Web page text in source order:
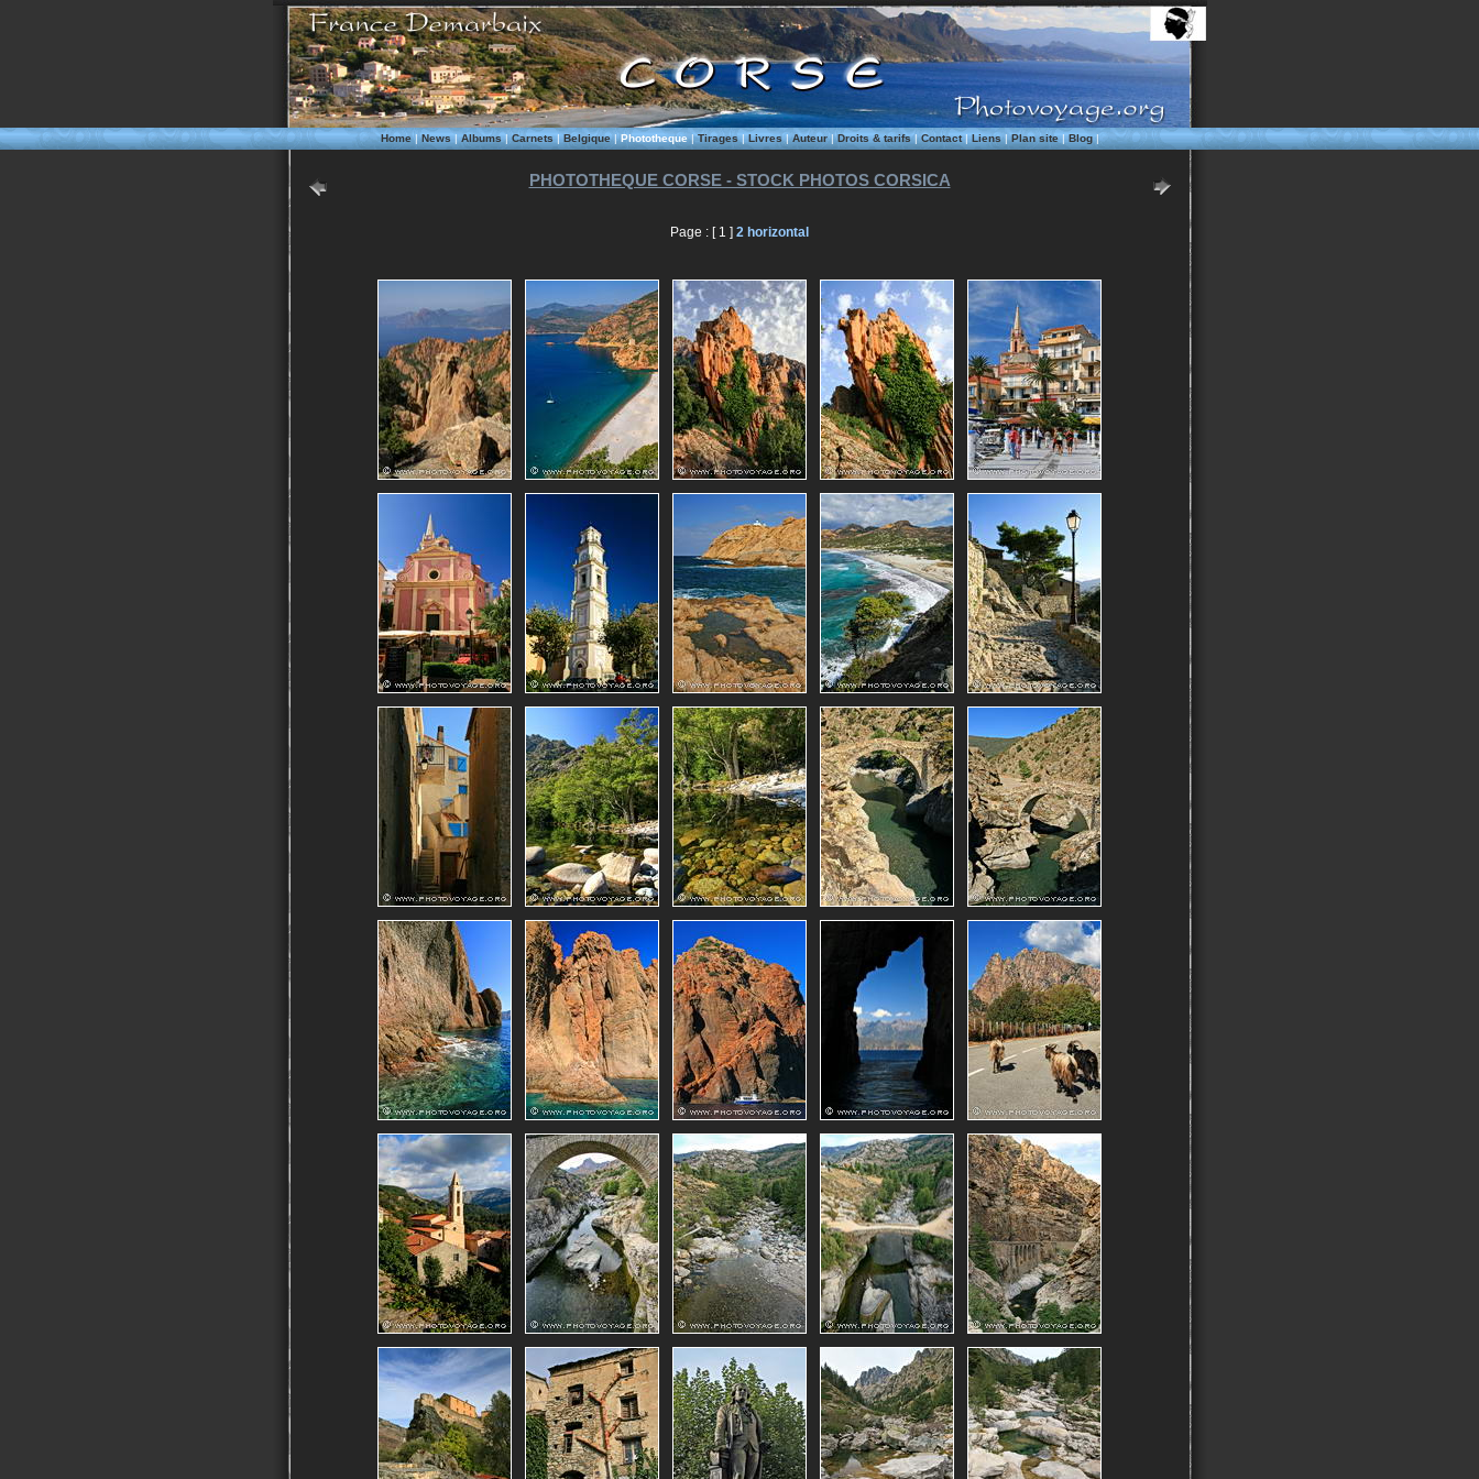
Home|News| Albums| Carnets|Belgique|Phototheque|Tirages|Livres|Auteur|Droits & tarifs|Contact|Liens|Plan site|Blog|
PHOTOTHEQUE CORSE - STOCK PHOTOS CORSICA
Page : [ 1 ] 2 horizontal